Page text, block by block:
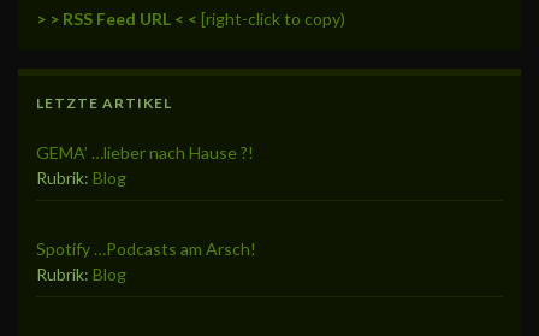
> > RSS Feed URL < < [right-click to copy)
LETZTE ARTIKEL
GEMA’ …lieber nach Hause ?!
Rubrik: Blog
Spotify …Podcasts am Arsch!
Rubrik: Blog